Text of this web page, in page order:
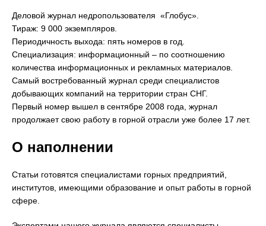
Деловой журнал недропользователя «Глобус».
Тираж: 9 000 экземпляров.
Периодичность выхода: пять номеров в год.
Специализация: информационный – по соотношению
количества информационных и рекламных материалов.
Самый востребованный журнал среди специалистов
добывающих компаний на территории стран СНГ.
Первый номер вышел в сентябре 2008 года, журнал
продолжает свою работу в горной отрасли уже более 17 лет.
О наполнении
Статьи готовятся специалистами горных предприятий,
институтов, имеющими образование и опыт работы в горной
сфере.